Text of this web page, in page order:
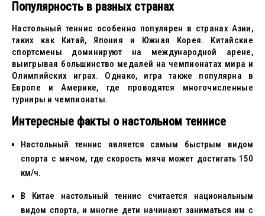
Популярность в разных странах
Настольный теннис особенно популярен в странах Азии,
таких как Китай, Япония и Южная Корея. Китайские
спортсмены доминируют на международной арене,
выигрывая большинство медалей на чемпионатах мира и
Олимпийских играх. Однако, игра также популярна в
Европе и Америке, где проводятся многочисленные
турниры и чемпионаты.
Интересные факты о настольном теннисе
Настольный теннис является самым быстрым видом
спорта с мячом, где скорость мяча может достигать 150
км/ч.
В Китае настольный теннис считается национальным
видом спорта, и многие дети начинают заниматься им с